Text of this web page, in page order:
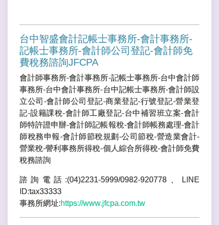
台中智盛會計記帳士事務所-會計事務所-
記帳士事務所-會計師公司登記-會計師免
費稅務諮詢JFCPA
會計師事務所-會計事務所-記帳士事務所-台中會計師
事務所-台中會計事務所-台中記帳士事務所-會計師設
立公司-會計師公司登記-商業登記-行號登記-營業登
記-設籍課稅-會計師工廠登記-台中補習班立案-會計
師特許證申辦-會計師記帳報稅-會計師帳務處理-會計
師稅務申報-會計師節稅規劃-公司節稅-營造業會計-
營業稅-謍利事務所得稅-個人綜合所得稅-會計師免費
稅務諮詢
諮詢電話:(04)2231-5999/0982-920778、LINE
ID:tax33333
事務所網址:https://www.jfcpa.com.tw